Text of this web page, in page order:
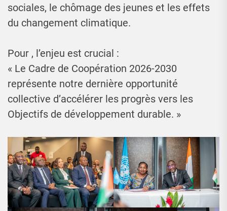
sociales, le chômage des jeunes et les effets
du changement climatique.
Pour , l’enjeu est crucial :
« Le Cadre de Coopération 2026-2030
représente notre dernière opportunité
collective d’accélérer les progrès vers les
Objectifs de développement durable. »